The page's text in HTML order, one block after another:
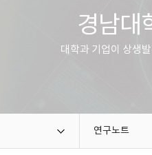
경남대
대학과 기업이 상생
연구노트